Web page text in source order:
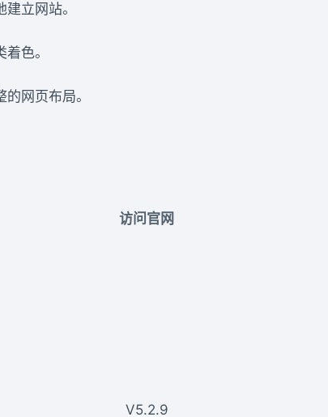
立网站。
色。
网页布局。
访问官网
V5.2.9